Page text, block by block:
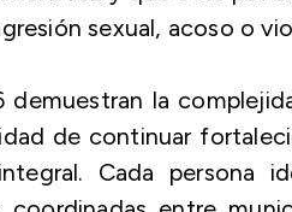
sexual, acoso o
la
de continuar
Cada persona